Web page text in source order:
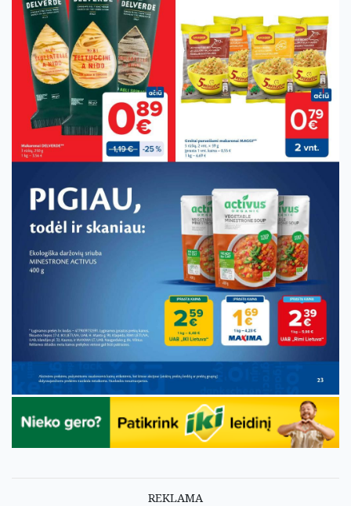
REKLAMA